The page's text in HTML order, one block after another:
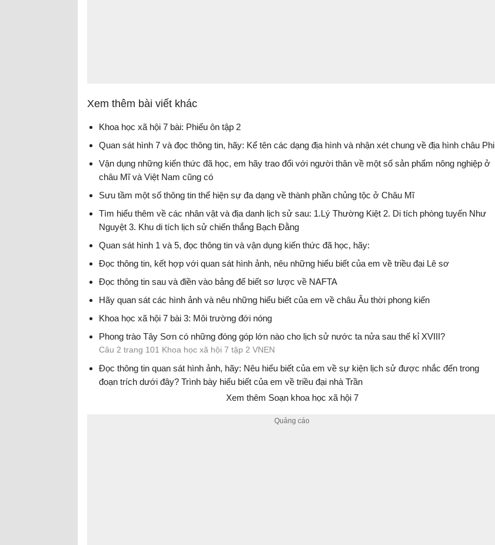
Xem thêm bài viết khác
Khoa học xã hội 7 bài: Phiếu ôn tập 2
Quan sát hình 7 và đọc thông tin, hãy: Kể tên các dạng địa hình và nhận xét chung về địa hình châu Phi
Vận dụng những kiến thức đã học, em hãy trao đổi với người thân về một số sản phẩm nông nghiệp ở
châu Mĩ và Việt Nam cũng có
Sưu tầm một số thông tin thể hiện sự đa dạng về thành phần chủng tộc ở Châu Mĩ
Tìm hiểu thêm về các nhân vật và địa danh lịch sử sau: 1.Lý Thường Kiệt 2. Di tích phòng tuyến Như
Nguyệt 3. Khu di tích lịch sử chiến thắng Bạch Đằng
Quan sát hình 1 và 5, đọc thông tin và vận dụng kiến thức đã học, hãy:
Đọc thông tin, kết hợp với quan sát hình ảnh, nêu những hiểu biết của em về triều đại Lê sơ
Đọc thông tin sau và điền vào bảng để biết sơ lược về NAFTA
Hãy quan sát các hình ảnh và nêu những hiểu biết của em về châu Âu thời phong kiến
Khoa học xã hội 7 bài 3: Môi trường đới nóng
Phong trào Tây Sơn có những đóng góp lớn nào cho lịch sử nước ta nửa sau thế kỉ XVIII?
Câu 2 trang 101 Khoa học xã hội 7 tập 2 VNEN
Đọc thông tin quan sát hình ảnh, hãy: Nêu hiểu biết của em về sự kiện lịch sử được nhắc đến trong
đoạn trích dưới đây? Trình bày hiểu biết của em về triều đại nhà Trần
Xem thêm Soạn khoa học xã hội 7